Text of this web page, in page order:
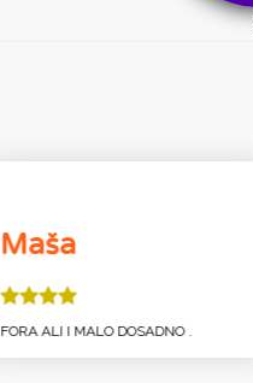
Maša
FORA ALI I MALO DOSADNO .